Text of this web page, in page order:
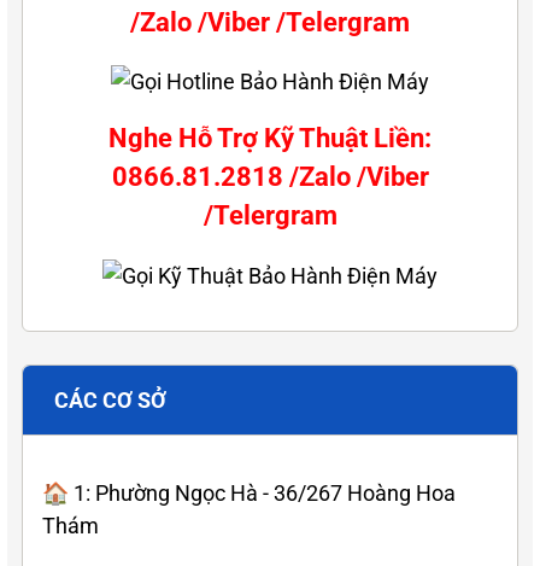
/Zalo /Viber /Telergram
Nghe Hỗ Trợ Kỹ Thuật Liền:
0866.81.2818 /Zalo /Viber
/Telergram
CÁC CƠ SỞ
🏠 1: Phường Ngọc Hà - 36/267 Hoàng Hoa
Thám